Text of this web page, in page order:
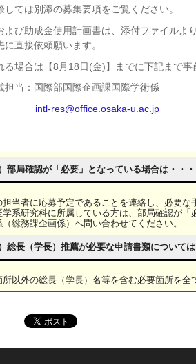
しては別添の募集要項をご覧ください。
よび助成金使用計画書は、添付ファイルよ
に直接依頼願います。
る場合は【8月18日(金)】までに下記まで
担当：国際部国際企画課国際学術係
intl-res@office.osaka-u.ac.jp
）部局確認が「必要」となっている場合は・・・
担当者に応募予定であることを連絡し、必要な
学系研究科に所属している方は、部局確認が
総務課企画係）へ問い合わせてください。
）総長（学長）推薦が必要な申請書類については
以外の総長（学長）名等を含む必要箇所を全